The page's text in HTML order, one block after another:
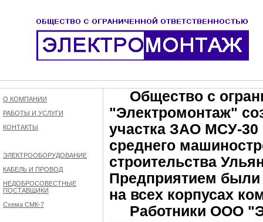
О КОМПАНИИ
РАБОТЫ И УСЛУГИ
КОНТАКТЫ
ЭЛЕКТРООБОРУДОВАНИЕ
КАБЕЛЬ И ПРОВОД
НЕДОБРОСОВЕСТНЫЕ
ПОСТАВЩИКИ
Схема СМК-7
Общество с
"Электромонтаж"
участка ЗАО МСУ-
среднего
строительства
Предприятием
на всех корпусах
Работники ООО